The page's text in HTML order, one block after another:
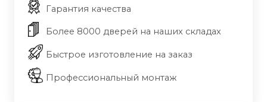
Гарантия качества
Более 8000 дверей на наших складах
Быстрое изготовление на заказ
Профессиональный монтаж